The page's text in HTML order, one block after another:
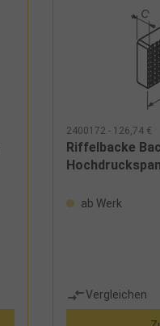
2400172 - 126,74 €
Riffelbacke
ab Werk
Vergleichen